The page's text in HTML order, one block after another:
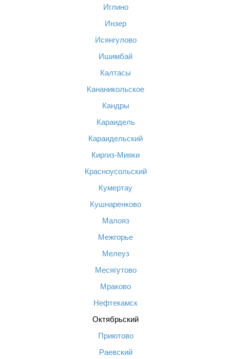
Иглино
Инзер
Исянгулово
Ишимбай
Калтасы
Кананикольское
Кандры
Караидель
Караидельский
Киргиз-Мияки
Красноусольский
Кумертау
Кушнаренково
Малояз
Межгорье
Мелеуз
Месягутово
Мраково
Нефтекамск
Октябрьский
Приютово
Раевский